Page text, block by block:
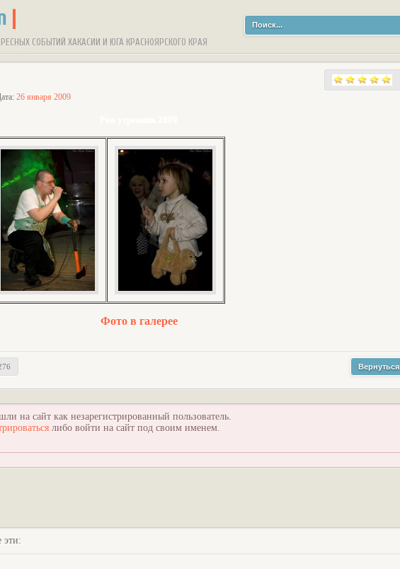
СОБЫТИЙ ХАКАСИИ И ЮГА КРАСНОЯРСКОГО КРАЯ
26 января 2009
Фото в галерее
Вернуться
на сайт как незарегистрированный пользователь.
либо войти на сайт под своим именем.
эти: